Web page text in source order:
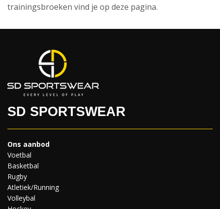
trainingsbroeken vind je op deze pagina.
SD SPORTSWEAR
Ons aanbod
Voetbal
Basketbal
Rugby
Atletiek/Running
Volleybal